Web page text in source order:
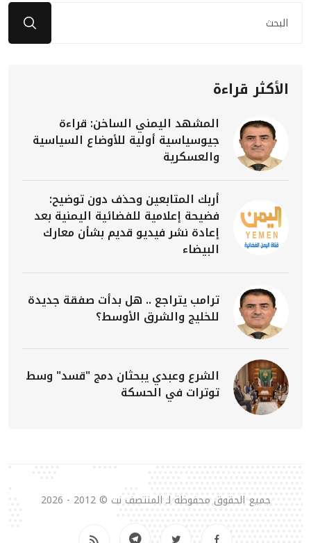
الأكثر قراءة
المشهد اليمني الساخن: قراءة
جيوسياسية أولية للأوضاع السياسية
والعسكرية
أربك المتابعين وحذف دون توضيح:
فضيحة إعلامية للفضائية اليمنية بعد
إعادة نشر فيديو قديم بشأن معارك
البيضاء
ترامب يتراجع .. هل بدأت صفقة جديدة
للخليج والشرق الأوسط؟
الشرع وعبدي يبحثان دمج "قسد" وسط
توترات في الحسكة
جميع الحقوق محفوظة لـ المنتصف نت © 2012 - 2026